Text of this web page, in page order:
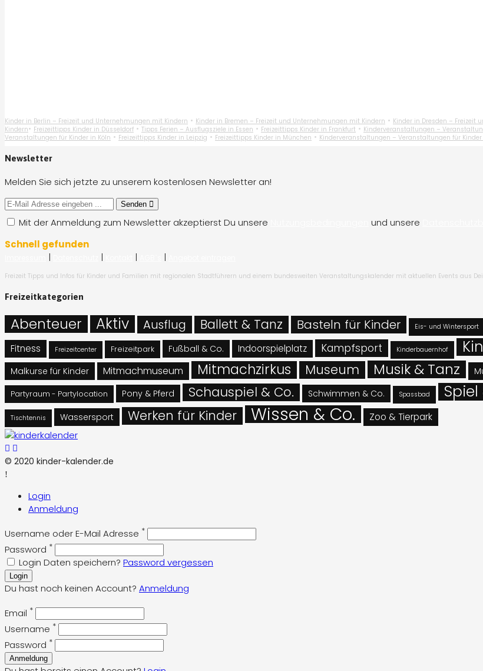
Kinder in Berlin – Freizeit und Unternehmungen mit Kindern • Kinder in Bremen – Freizeit und Unternehmungen mit Kindern • Kinder in Dresden – Freizeit
Kindern•Freizeittipps Kinder in Düsseldorf•Tipps Ferien – Ausflugsziele in Essen•Freizeittipps Kinder in Frankfurt•Kinderveranstaltungen –
Veranstaltungen für Kinder in Köln•Freizeittipps Kinder in Leipzig•Freizeittipps Kinder in München•Kinderveranstaltungen – Veranstaltungen für
Newsletter
Melden Sie sich jetzte zu unserem kostenlosen Newsletter an!
Senden
Mit der Anmeldung zum Newsletter akzeptierst Du unsere und unsere
Schnell gefunden
| | | |
Freizeit Tipps und Infos für Kinder und Familien mit regionalen Stadtführern und einem bundesweiten Veranstaltungskalender mit aktuellen Events aus
Freizeitkategorien
Abenteuer Aktiv Ausflug Ballett & Tanz Basteln für Kinder Eis- und Wintersport
Fitness Freizeitcenter Freizeitpark Fußball & Co. Indoorspielplatz Kampfsport Kinderbauernhof
Malkurse für Kinder Mitmachmuseum Mitmachzirkus Museum Musik & Tanz
Partyraum - Partylocation Pony & Pferd Schauspiel & Co. Schwimmen & Co. Spassbad
Tischtennis Wassersport Werken für Kinder Wissen & Co. Zoo & Tierpark
© 2020 kinder-kalender.de
Login
Anmeldung
Username oder E-Mail Adresse *
Password *
Login Daten speichern? Password vergessen
Login
Du hast noch keinen Account? Anmeldung
Email *
Username *
Password *
Anmeldung